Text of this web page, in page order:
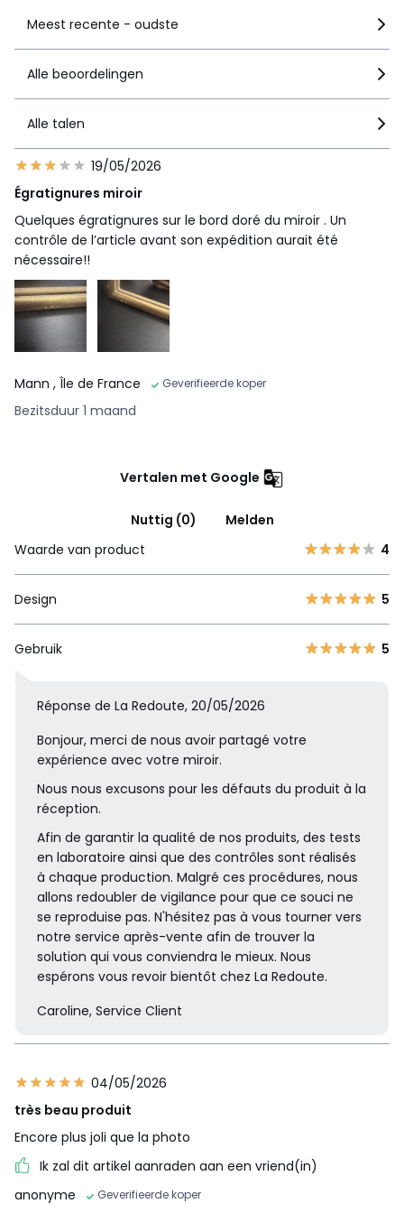
Meest recente - oudste
Alle beoordelingen
Alle talen
19/05/2026
Égratignures miroir
Quelques égratignures sur le bord doré du miroir . Un
contrôle de l’article avant son expédition aurait été
nécessaire!!
Mann , Île de France Geverifieerde koper
Bezitsduur 1 maand
Vertalen met Google
Nuttig (0)
Melden
Waarde van product
4
Design 5
Gebruik 5
Réponse de La Redoute, 20/05/2026
Bonjour, merci de nous avoir partagé votre
expérience avec votre miroir.
Nous nous excusons pour les défauts du produit à la
réception.
Afin de garantir la qualité de nos produits, des tests
en laboratoire ainsi que des contrôles sont réalisés
à chaque production. Malgré ces procédures, nous
allons redoubler de vigilance pour que ce souci ne
se reproduise pas. N'hésitez pas à vous tourner vers
notre service après-vente afin de trouver la
solution qui vous conviendra le mieux. Nous
espérons vous revoir bientôt chez La Redoute.
Caroline, Service Client
04/05/2026
très beau produit
Encore plus joli que la photo
Ik zal dit artikel aanraden aan een vriend(in)
anonyme
Geverifieerde koper